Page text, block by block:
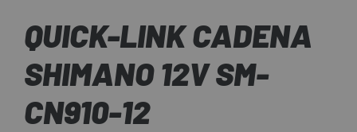
QUICK-LINK CADENA
SHIMANO 12V SM-
CN910-12